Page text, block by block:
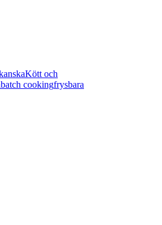
Kött och
batch cookingfrysbara